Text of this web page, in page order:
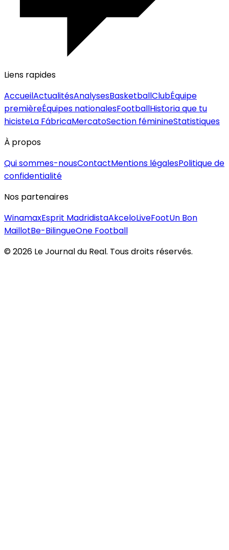
Liens rapides
AccueilActualitésAnalysesBasketballClubÉquipe
premièreÉquipes nationalesFootballHistoria que tu
hicisteLa FábricaMercatoSection féminineStatistiques
À propos
Qui sommes-nousContactMentions légalesPolitique de
confidentialité
Nos partenaires
WinamaxEsprit MadridistaAkceloLiveFootUn Bon
MaillotBe-BilingueOne Football
©2026 Le Journal du Real. Tous droits réservés.